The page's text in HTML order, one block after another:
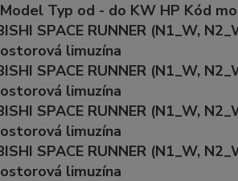
Typ od - do KW HP Kód
SPACE RUNNER (N1_W,
limuzína
SPACE RUNNER (N1_W,
limuzína
SPACE RUNNER (N1_W,
limuzína
SPACE RUNNER (N1_W,
limuzína